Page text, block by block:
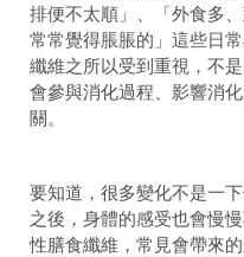
排便不太順」、「外食多
常常覺得脹脹的」這些日
纖維之所以受到重視，不
會參與消化過程、影響消
關。
要知道，很多變化不是一
之後，身體的感受也會慢
性膳食纖維，常見會帶來的